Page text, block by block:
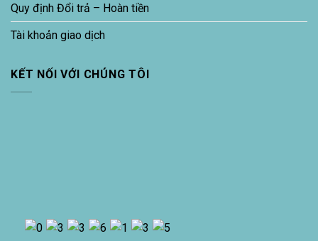
Quy định Đổi trả – Hoàn tiền
Tài khoản giao dịch
KẾT NỐI VỚI CHÚNG TÔI